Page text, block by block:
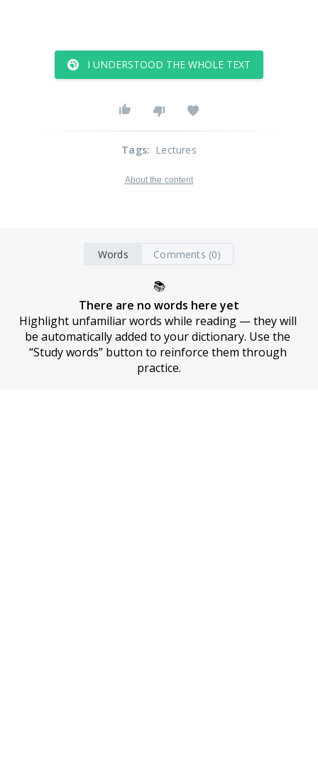
I UNDERSTOOD THE WHOLE TEXT
Tags: Lectures
About the content
Words Comments (0)
📚
There are no words here yet
Highlight unfamiliar words while reading — they will
be automatically added to your dictionary. Use the
“Study words” button to reinforce them through
practice.